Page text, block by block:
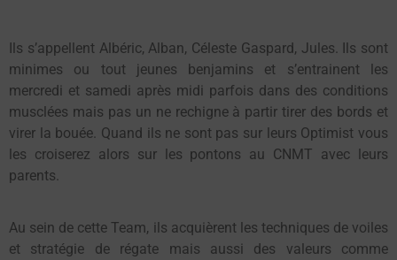
Ils s’appellent Albéric, Alban, Céleste Gaspard, Jules. Ils sont
minimes ou tout jeunes benjamins et s’entrainent les
mercredi et samedi après midi parfois dans des conditions
musclées mais pas un ne rechigne à partir tirer des bords et
virer la bouée. Quand ils ne sont pas sur leurs Optimist vous
les croiserez alors sur les pontons au CNMT avec leurs
parents.
Au sein de cette Team, ils acquièrent les techniques de voiles
et stratégie de régate mais aussi des valeurs comme